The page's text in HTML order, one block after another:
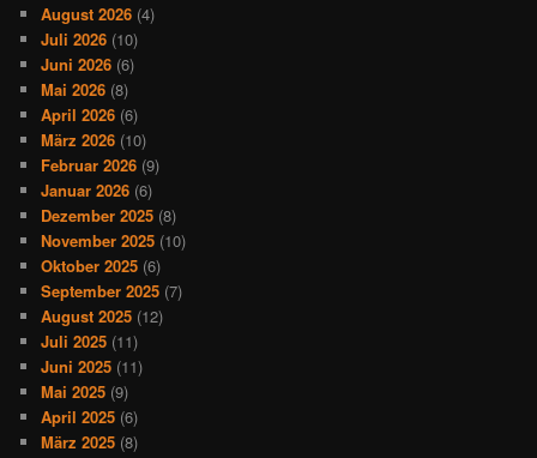
August 2026 (4)
Juli 2026 (10)
Juni 2026 (6)
Mai 2026 (8)
April 2026 (6)
März 2026 (10)
Februar 2026 (9)
Januar 2026 (6)
Dezember 2025 (8)
November 2025 (10)
Oktober 2025 (6)
September 2025 (7)
August 2025 (12)
Juli 2025 (11)
Juni 2025 (11)
Mai 2025 (9)
April 2025 (6)
März 2025 (8)